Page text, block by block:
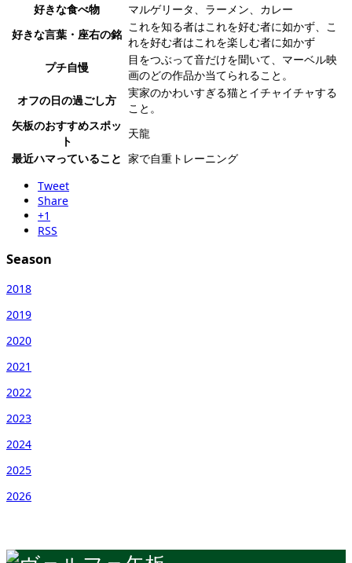
好きな食べ物
マルゲリータ、ラーメン、カレー
好きな言葉・座右の銘
これを知る者はこれを好む者に如かず、こ
れを好む者はこれを楽しむ者に如かず
プチ自慢
目をつぶって音だけを聞いて、マーベル映
画のどの作品か当てられること。
オフの日の過ごし方
実家のかわいすぎる猫とイチャイチャする
こと。
矢板のおすすめスポッ
ト
天龍
最近ハマっていること 家で自重トレーニング
Tweet
Share
+1
RSS
Season
2018
2019
2020
2021
2022
2023
2024
2025
2026